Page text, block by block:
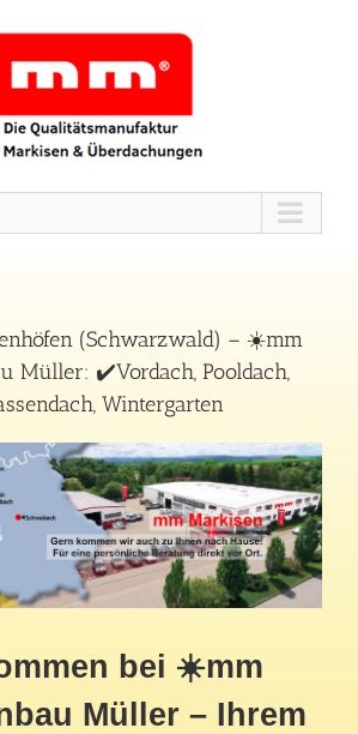
(Schwarzwald) – ☀️mm
Müller: ✔️Vordach, Pooldach,
Wintergarten
bei ☀️mm
Müller – Ihrem